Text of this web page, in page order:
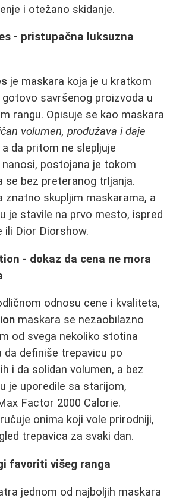
i otežano skidanje.
- pristupačna luksuzna
je maskara koja je u kratkom
savršenog proizvoda u
rangu. Opisuje se kao maskara
volumen, produžava i daje
a da pritom ne slepljuje
postojana je tokom
se bez preteranog trljanja.
znatno skupljim maskarama, a
je stavile na prvo mesto, ispred
ili Dior Diorshow.
- dokaz da cena ne mora
odnosu cene i kvaliteta,
maskara se nezaobilazno
od svega nekoliko stotina
da definiše trepavicu po
i da solidan volumen, a bez
je uporedile sa starijom,
Factor 2000 Calorie.
onima koji vole prirodniji,
trepavica za svaki dan.
favoriti višeg ranga
jednom od najboljih maskara